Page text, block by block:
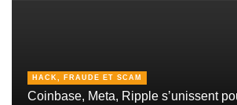
HACK, FRAUDE ET SCAM
Coinbase, Meta, Ripple s’unissent